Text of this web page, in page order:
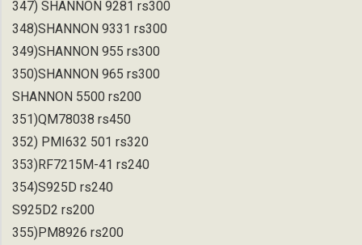
347) SHANNON 9281 rs300
348)SHANNON 9331 rs300
349)SHANNON 955 rs300
350)SHANNON 965 rs300
SHANNON 5500 rs200
351)QM78038 rs450
352) PMI632 501 rs320
353)RF7215M-41 rs240
354)S925D rs240
S925D2 rs200
355)PM8926 rs200